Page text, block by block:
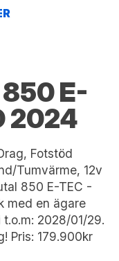
850 E-
2024
Fotstöd
Tumvärme, 12v
850 E-TEC -
med en ägare
2028/01/29.
Pris: 179.900kr